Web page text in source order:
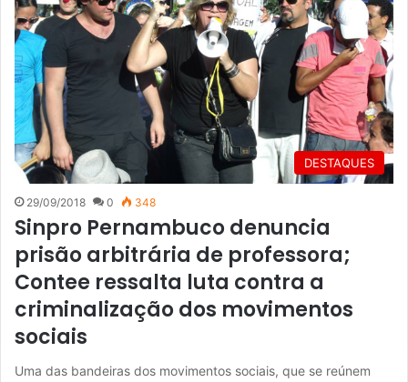
DESTAQUES
29/09/2018 0 348
Sinpro Pernambuco denuncia
prisão arbitrária de professora;
Contee ressalta luta contra a
criminalização dos movimentos
sociais
Uma das bandeiras dos movimentos sociais, que se reúnem